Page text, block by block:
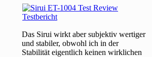
Das Sirui wirkt aber subjektiv wertiger
und stabiler, obwohl ich in der
Stabilität eigentlich keinen wirklichen